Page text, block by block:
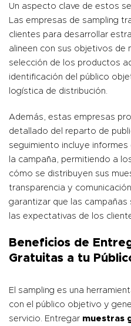
Un aspecto clave de estos
Las empresas de sampling
clientes para desarrollar
alineen con sus objetivos de
selección de los productos
identificación del público
logística de distribución.
Además, estas empresas
detallado del reparto de
seguimiento incluye
la campaña, permitiendo a
cómo se distribuyen sus
transparencia y
garantizar que las
las expectativas de los
Beneficios de
Gratuitas a tu
El sampling es una
con el público objetivo y
servicio. Entregar muestras